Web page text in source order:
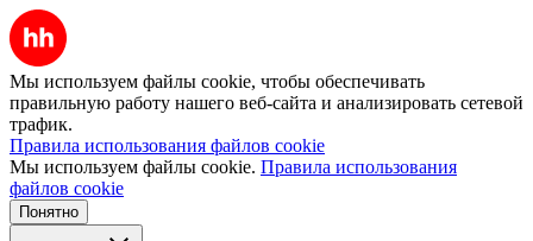
Мы используем файлы cookie, чтобы обеспечивать
правильную работу нашего веб-сайта и анализировать сетевой
трафик.
Правила использования файлов cookie
Мы используем файлы cookie. Правила использования
файлов cookie
Понятно